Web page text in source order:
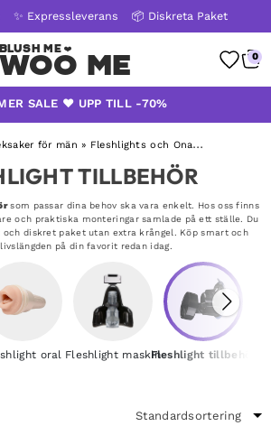
✨ Expressleverans 📦 Diskreta Paket
Woo Me 0
SALE ❤️ UPP TILL -70%
för män » Fleshlights och Onaniprodukter
TILLBEHÖR
som passar dina behov ska vara enkelt. Hos oss finns
och praktiska monteringar samlade på ett ställe. Du
diskret paket utan extra krångel. Köp smart och
på din favorit redan idag.
oral Fleshlight maskinFleshlight tillbehör